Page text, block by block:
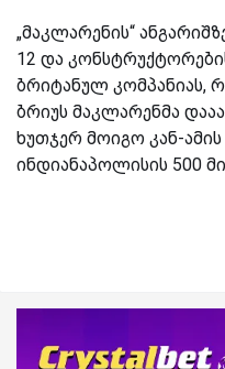
„მაკლარენის“
12 და
ბრიტანულ
ბრიუს მაკლარენმა
ხუთჯერ მოიგო კან-
ინდიანაპოლისის 500